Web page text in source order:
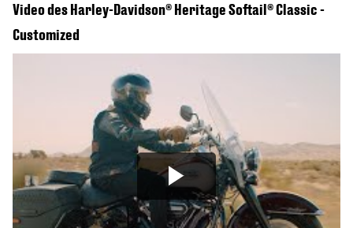
Video des Harley-Davidson® Heritage Softail® Classic -
Customized